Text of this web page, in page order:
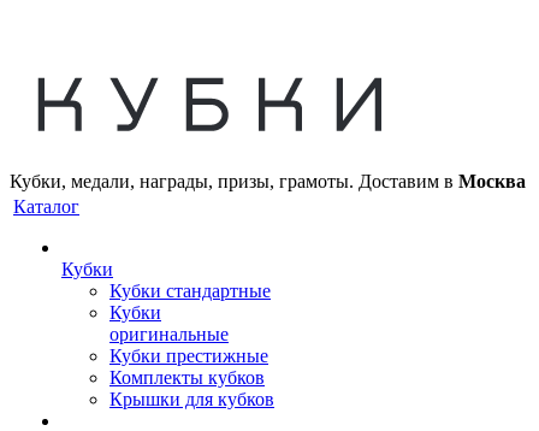
Кубки, медали, награды, призы, грамоты. Доставим в Москва
Каталог
Кубки
Кубки стандартные
Кубки
оригинальные
Кубки престижные
Комплекты кубков
Крышки для кубков